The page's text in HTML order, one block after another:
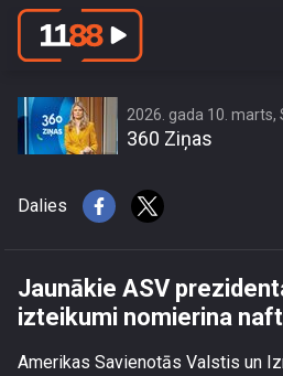
Jaunākie ASV
2026. gada 10. marts,
360 Ziņas
Dalies
Jaunākie ASV
izteikumi nomierina
Amerikas Savienotās Valstis un